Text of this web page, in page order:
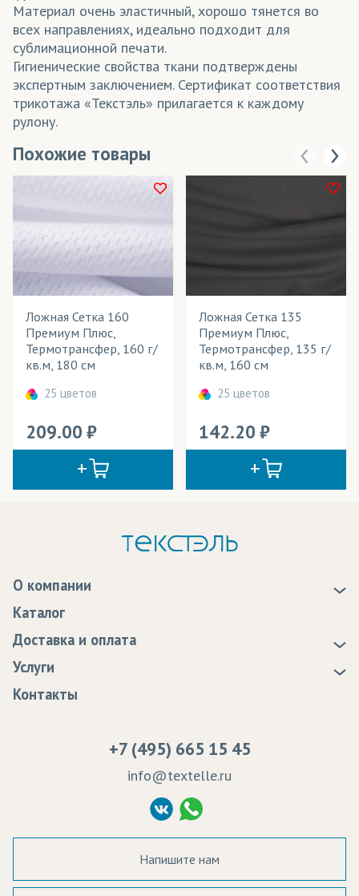
Материал очень эластичный, хорошо тянется во
всех направлениях, идеально подходит для
сублимационной печати.
Гигиенические свойства ткани подтверждены
экспертным заключением. Сертификат соответствия
трикотажа «Текстэль» прилагается к каждому
рулону.
Похожие товары
Ложная Сетка 160
Премиум Плюс,
Термотрансфер, 160 г/
кв.м, 180 см
25 цветов
209.00
Ложная Сетка 135
Премиум Плюс,
Термотрансфер, 135 г/
кв.м, 160 см
25 цветов
142.20
О компании
Статьи
Программа лояльности
Сертификаты качества
Судебные решения
Политика Конфиденциальности
Согласие на обработку ПД
Каталог
Доставка и оплата
Доставка
Оплата
Услуги
Образцы
Контакты
+7 (495) 665 15 45
info@textelle.ru
Напишите нам